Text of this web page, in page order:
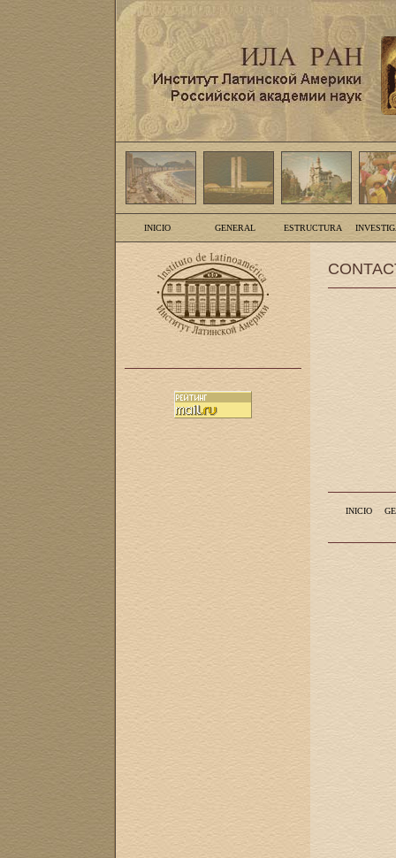
INICIO GENERAL ESTRUCTURA
INICIO